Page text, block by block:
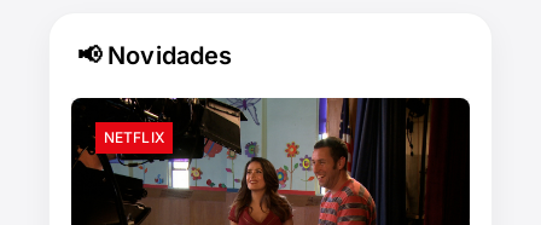
📢 Novidades
NETFLIX